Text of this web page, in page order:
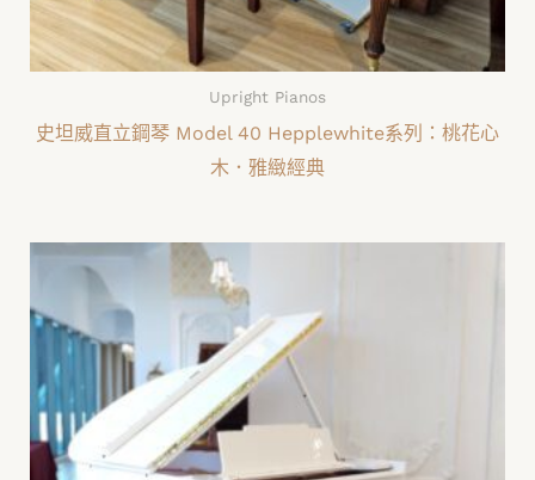
Upright Pianos
史坦威直立鋼琴 Model 40 Hepplewhite系列：桃花心
木．雅緻經典